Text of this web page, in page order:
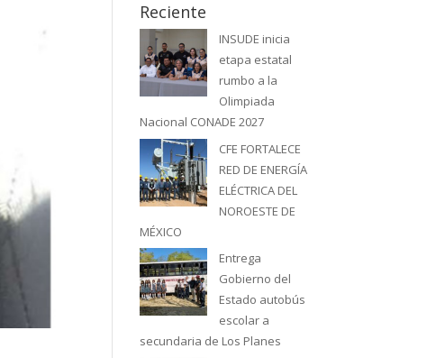
Reciente
INSUDE inicia
etapa estatal
rumbo a la
Olimpiada
Nacional CONADE 2027
CFE FORTALECE
RED DE ENERGÍA
ELÉCTRICA DEL
NOROESTE DE
MÉXICO
Entrega
Gobierno del
Estado autobús
escolar a
secundaria de Los Planes